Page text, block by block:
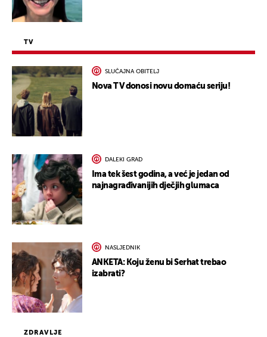
ZDRAVLJE
TV
SLUČAJNA OBITELJ
Nova TV donosi novu domaću seriju!
DALEKI GRAD
Ima tek šest godina, a već je jedan od
najnagrađivanijih dječjih glumaca
NASLJEDNIK
ANKETA: Koju ženu bi Serhat trebao
izabrati?